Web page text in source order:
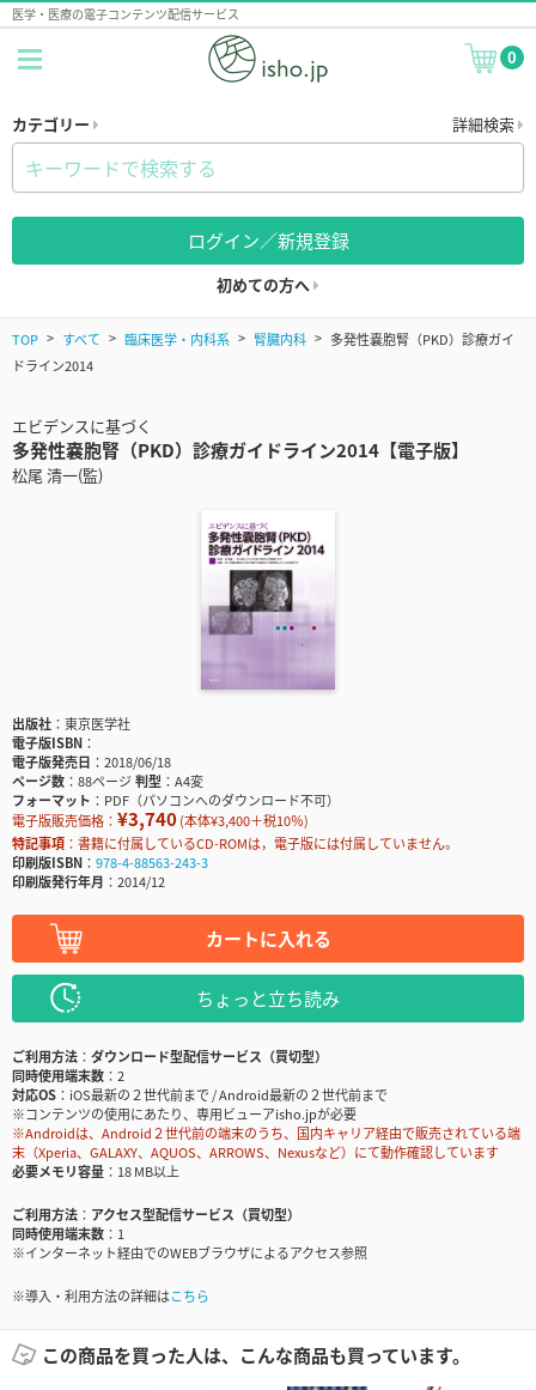
医学・医療の電子コンテンツ配信サービス
0
カテゴリー 詳細検索
ログイン／新規登録
初めての方へ
TOP すべて 臨床医学・内科系 腎臓内科
多発性嚢胞腎（PKD）診療ガイ
ドライン2014
エビデンスに基づく
多発性嚢胞腎（PKD）診療ガイドライン2014【電子版】
松尾 清一(監)
出版社
東京医学社
電子版ISBN
電子版発売日
2018/06/18
ページ数
88ページ判型
A4変
フォーマット
PDF（パソコンへのダウンロード不可）
電子版販売価格： ¥3,740(本体¥3,400＋税10％)
特記事項
書籍に付属しているCD-ROMは，電子版には付属していません。
印刷版ISBN
978-4-88563-243-3
印刷版発行年月
2014/12
カートに入れる
ちょっと立ち読み
ご利用方法
ダウンロード型配信サービス（買切型）
同時使用端末数
2
対応OS
iOS最新の２世代前まで / Android最新の２世代前まで
※コンテンツの使用にあたり、専用ビューアisho.jpが必要
※Androidは、Android２世代前の端末のうち、国内キャリア経由で販売されている端
末（Xperia、GALAXY、AQUOS、ARROWS、Nexusなど）にて動作確認しています
必要メモリ容量
18 MB以上
ご利用方法
アクセス型配信サービス（買切型）
同時使用端末数
1
※インターネット経由でのWEBブラウザによるアクセス参照
※導入・利用方法の詳細はこちら
この商品を買った人は、こんな商品も買っています。